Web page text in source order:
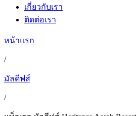
เกี่ยวกับเรา
ติดต่อเรา
หน้าแรก
/
มัลดีฟส์
/